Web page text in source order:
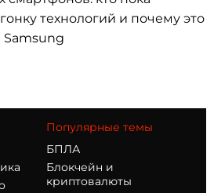
технологий и почему это
Samsung
Популярные темы
БПЛА
Блокчейн и
криптовалюты